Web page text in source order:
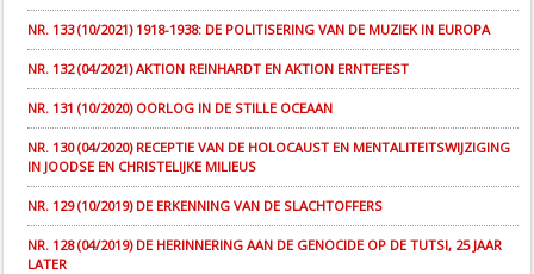
NR. 133 (10/2021) 1918-1938: DE POLITISERING VAN DE MUZIEK IN EUROPA
NR. 132 (04/2021) AKTION REINHARDT EN AKTION ERNTEFEST
NR. 131 (10/2020) OORLOG IN DE STILLE OCEAAN
NR. 130 (04/2020) RECEPTIE VAN DE HOLOCAUST EN MENTALITEITSWIJZIGING
IN JOODSE EN CHRISTELIJKE MILIEUS
NR. 129 (10/2019) DE ERKENNING VAN DE SLACHTOFFERS
NR. 128 (04/2019) DE HERINNERING AAN DE GENOCIDE OP DE TUTSI, 25 JAAR
LATER